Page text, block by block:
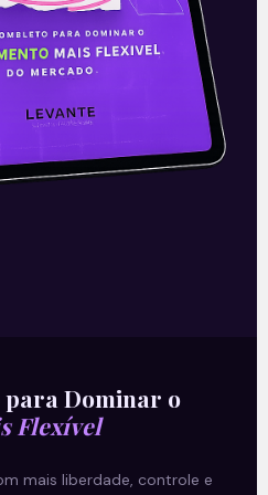
12 marcas da
e sem
para Dominar o
Flexível
mais liberdade, controle e